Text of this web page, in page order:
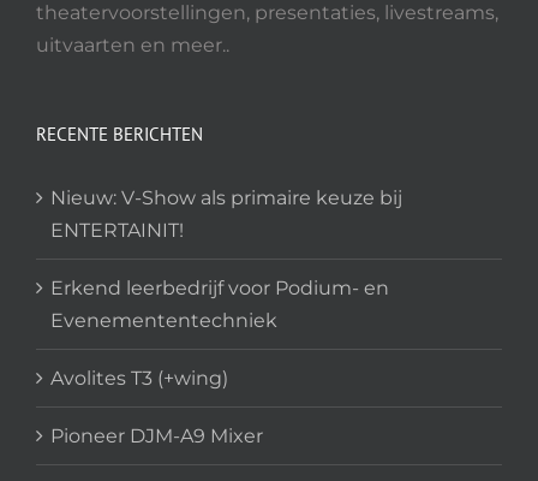
theatervoorstellingen, presentaties, livestreams,
uitvaarten en meer..
RECENTE BERICHTEN
Nieuw: V-Show als primaire keuze bij
ENTERTAINIT!
Erkend leerbedrijf voor Podium- en
Evenemententechniek
Avolites T3 (+wing)
Pioneer DJM-A9 Mixer